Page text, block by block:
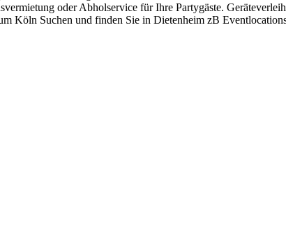
oder Abholservice für Ihre Partygäste.
Köln Suchen und finden Sie in Dietenheim zB